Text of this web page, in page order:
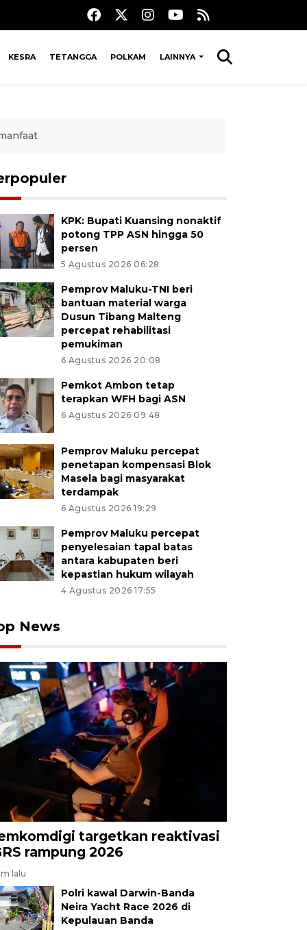
KESRA TETANGGA POLKAM LAINNYA
KPK: Bupati Kuansing nonaktif
potong TPP ASN hingga 50
persen
5 Agustus 2026 06:28
Pemprov Maluku-TNI beri
bantuan material warga
Dusun Tibang Malteng
percepat rehabilitasi
pemukiman
6 Agustus 2026 20:08
Pemkot Ambon tetap
terapkan WFH bagi ASN
6 Agustus 2026 09:48
Pemprov Maluku percepat
penetapan kompensasi Blok
Masela bagi masyarakat
terdampak
6 Agustus 2026 19:29
Pemprov Maluku percepat
penyelesaian tapal batas
antara kabupaten beri
kepastian hukum wilayah
4 Agustus 2026 17:55
News
targetkan reaktivasi
rampung 2026
lalu
Polri kawal Darwin-Banda
Neira Yacht Race 2026 di
Kepulauan Banda